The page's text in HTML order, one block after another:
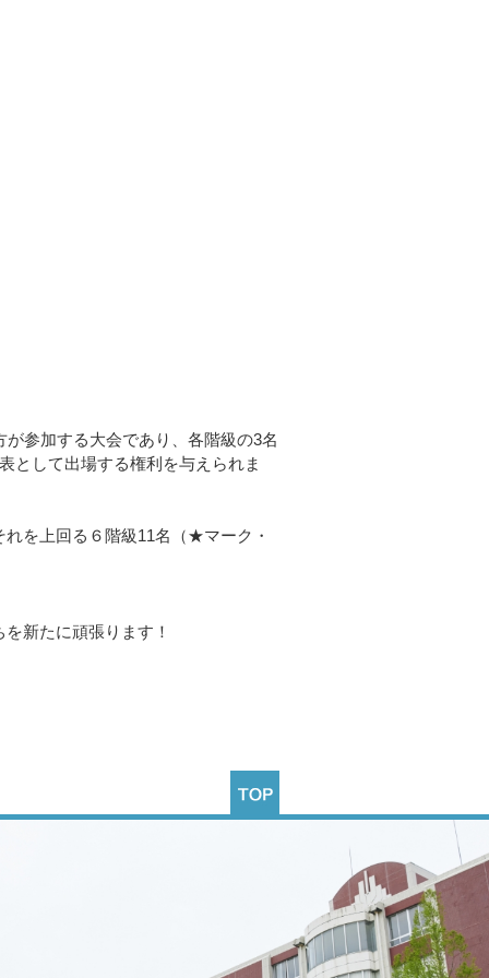
参加する大会であり、各階級の3名
として出場する権利を与えられま
を上回る６階級11名（★マーク・
新たに頑張ります！